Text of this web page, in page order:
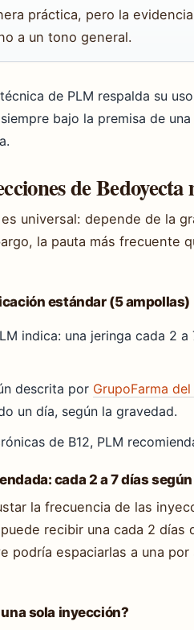
práctica, pero la
a un tono general.
de PLM respalda su
bajo la premisa de
de
universal: depende de la
la pauta más frecuente
estándar (5 ampollas)
indica: una jeringa cada 2
descrita por GrupoFarma
un día, según la gravedad.
de B12, PLM
cada 2 a 7 días
la frecuencia de las
recibir una cada 2 días
podría espaciarlas a una
sola inyección?